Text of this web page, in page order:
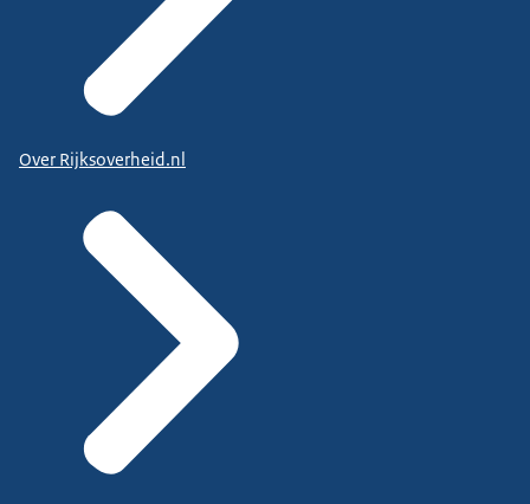
Over Rijksoverheid.nl